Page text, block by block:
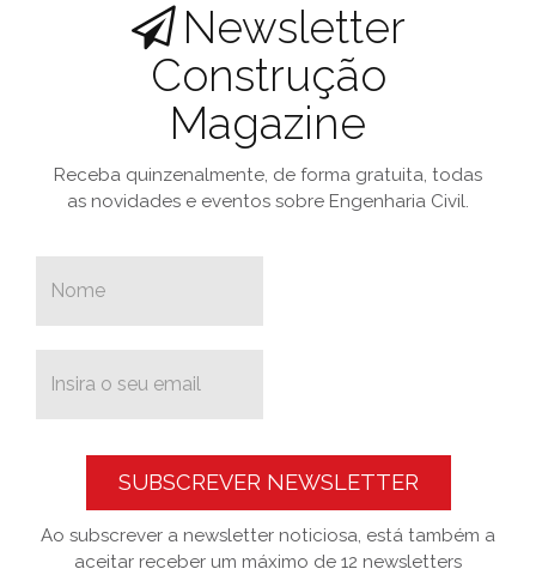
Newsletter
Construção
Magazine
Receba quinzenalmente, de forma gratuita, todas
as novidades e eventos sobre Engenharia Civil.
SUBSCREVER NEWSLETTER
Ao subscrever a newsletter noticiosa, está também a
aceitar receber um máximo de 12 newsletters